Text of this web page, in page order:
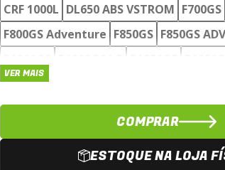
CRF 1000L DL650 ABS VSTROM F700GS
F800GS Adventure F850GS F850GS
SUPER TÉNÉRÉ1200Z
TIGER 800 XCA TIGER 800XR TÉNÉRÉ
VER MAIS
COMPRAR
ESTOQUE NA LOJA